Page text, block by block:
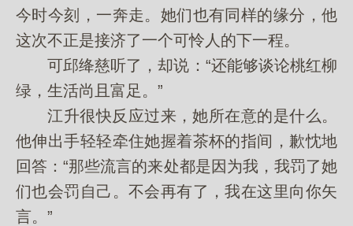
今时今刻，一奔走。她们也有同样的缘分，他
这次不正是接济了一个可怜人的下一程。
可邱绛慈听了，却说：“还能够谈论桃红柳
绿，生活尚且富足。”
江升很快反应过来，她所在意的是什么。
他伸出手轻轻牵住她握着茶杯的指间，歉忱地
回答：“那些流言的来处都是因为我，我罚了她
们也会罚自己。不会再有了，我在这里向你矢
言。”